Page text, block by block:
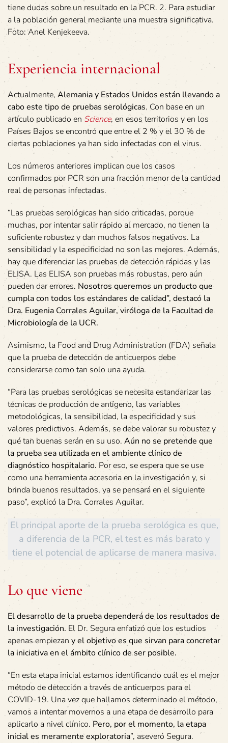
tiene dudas sobre un resultado en la PCR. 2. Para estudiar
a la población general mediante una muestra significativa.
Foto: Anel Kenjekeeva.
Experiencia internacional
Actualmente, Alemania y Estados Unidos están llevando a
cabo este tipo de pruebas serológicas. Con base en un
artículo publicado en Science, en esos territorios y en los
Países Bajos se encontró que entre el 2 % y el 30 % de
ciertas poblaciones ya han sido infectadas con el virus.
Los números anteriores implican que los casos
confirmados por PCR son una fracción menor de la cantidad
real de personas infectadas.
“Las pruebas serológicas han sido criticadas, porque
muchas, por intentar salir rápido al mercado, no tienen la
suficiente robustez y dan muchos falsos negativos. La
sensibilidad y la especificidad no son las mejores. Además,
hay que diferenciar las pruebas de detección rápidas y las
ELISA. Las ELISA son pruebas más robustas, pero aún
pueden dar errores. Nosotros queremos un producto que
cumpla con todos los estándares de calidad”, destacó la
Dra. Eugenia Corrales Aguilar, viróloga de la Facultad de
Microbiología de la UCR.
Asimismo, la Food and Drug Administration (FDA) señala
que la prueba de detección de anticuerpos debe
considerarse como tan solo una ayuda.
“Para las pruebas serológicas se necesita estandarizar las
técnicas de producción de antígeno, las variables
metodológicas, la sensibilidad, la especificidad y sus
valores predictivos. Además, se debe valorar su robustez y
qué tan buenas serán en su uso. Aún no se pretende que
la prueba sea utilizada en el ambiente clínico de
diagnóstico hospitalario. Por eso, se espera que se use
como una herramienta accesoria en la investigación y, si
brinda buenos resultados, ya se pensará en el siguiente
paso”, explicó la Dra. Corrales Aguilar.
El principal aporte de la prueba serológica es que,
a diferencia de la PCR, el test es más barato y
tiene el potencial de aplicarse de manera masiva.
Lo que viene
El desarrollo de la prueba dependerá de los resultados de
la investigación. El Dr. Segura enfatizó que los estudios
apenas empiezany el objetivo es que sirvan para concretar
la iniciativa en el ámbito clínico de ser posible.
“En esta etapa inicial estamos identificando cuál es el mejor
método de detección a través de anticuerpos para el
COVID-19. Una vez que hallamos determinado el método,
vamos a intentar movernos a una etapa de desarrollo para
aplicarlo a nivel clínico. Pero, por el momento, la etapa
inicial es meramente exploratoria”, aseveró Segura.